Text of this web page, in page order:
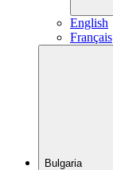
English
Français
Bulgaria